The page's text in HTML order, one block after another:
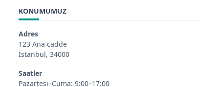
KONUMUMUZ
Adres
123 Ana cadde
İstanbul, 34000
Saatler
Pazartesi–Cuma: 9:00–17:00